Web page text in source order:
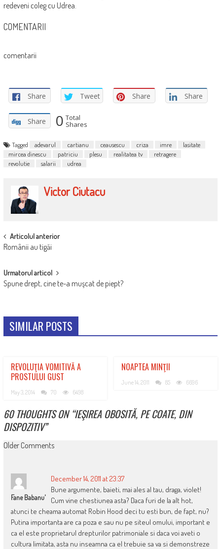
redeveni coleg cu Udrea.
COMENTARII
comentarii
Share Tweet Share Share
Share 0 Total
Shares
Tagged adevarul cartianu ceausescu criza imre
lasitate
mircea dinescu
patriciu plesu realitatea tv
retragere
revolutie
salarii udrea
Victor Ciutacu
POST
NAVIGATION
Articolul anterior
Românii au tigăi
Urmatorul articol
Spune drept, cine te-a muşcat de piept?
SIMILAR POSTS
REVOLUŢIA VOMITIVĂ A
PROSTULUI GUST
May 3, 2014 70 6498
NOAPTEA MINŢII
June 14, 2011 85 6696
60 THOUGHTS ON “IEŞIREA OBOSITĂ, PE COATE, DIN
DISPOZITIV”
COMMENT
Older Comments
Fane Babanu'
December 14, 2011 at 23:37
Bune argumente, baieti, mai ales al tau, draga, violet!
Cum vine chestiunea asta? Daca furi de la alt hot,
atunci te cheama automat Robin Hood deci tu esti bun, de fapt, nu?
Putina importanta are ca poza e sau nu pe siteul omului, important e
ca el este proprietarul drepturilor patrimoniale si daca voi aveti o
cultura limitata, asta nu inseamna ca el trebuie sa va si demonstreze